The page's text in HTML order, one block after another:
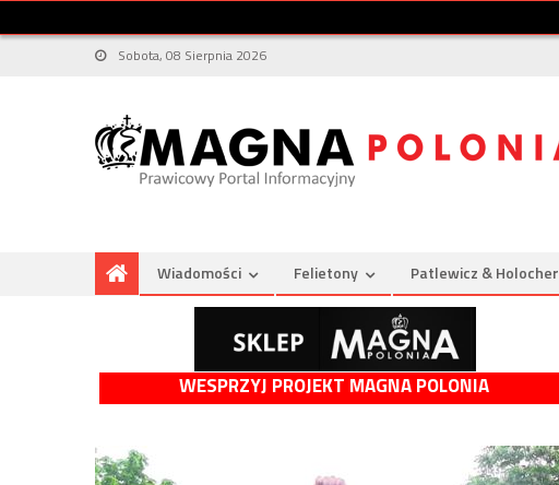
Sobota, 08 Sierpnia 2026
Wiadomości Felietony Patlewicz & Holocher
WESPRZYJ PROJEKT MAGNA POLONIA